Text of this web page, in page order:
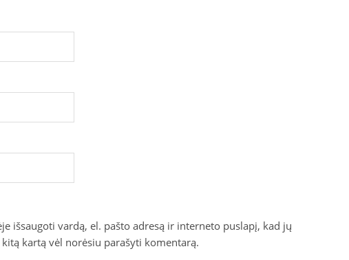
išsaugoti vardą, el. pašto adresą ir interneto puslapį, kad jų
kartą vėl norėsiu parašyti komentarą.